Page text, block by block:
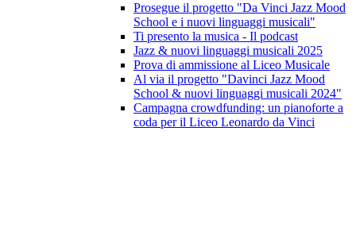
Prosegue il progetto "Da Vinci Jazz Mood
School e i nuovi linguaggi musicali"
Ti presento la musica - Il podcast
Jazz & nuovi linguaggi musicali 2025
Prova di ammissione al Liceo Musicale
Al via il progetto "Davinci Jazz Mood
School & nuovi linguaggi musicali 2024"
Campagna crowdfunding: un pianoforte a
coda per il Liceo Leonardo da Vinci